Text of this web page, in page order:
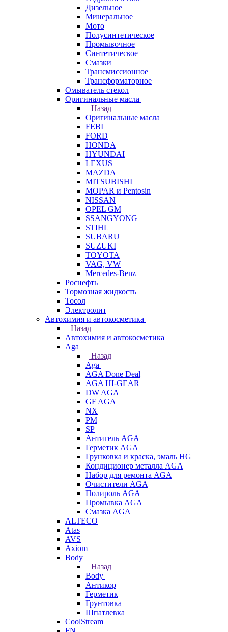
Дизельное
Минеральное
Мото
Полусинтетическое
Промывочное
Синтетическое
Смазки
Трансмиссионное
Трансформаторное
Омыватель стекол
Оригинальные масла
Назад
Оригинальные масла
FEBI
FORD
HONDA
HYUNDAI
LEXUS
MAZDA
MITSUBISHI
MOPAR и Pentosin
NISSAN
OPEL GM
SSANGYONG
STIHL
SUBARU
SUZUKI
TOYOTA
VAG, VW
Мercedes-Benz
Роснефть
Тормозная жидкость
Тосол
Электролит
Автохимия и автокосметика
Назад
Автохимия и автокосметика
Aga
Назад
Aga
AGA Done Deal
AGA HI-GEAR
DW AGA
GF AGA
NX
PM
SP
Антигель AGA
Герметик AGA
Грунковка и краска, эмаль HG
Кондиционер металла AGA
Набор для ремонта AGA
Очистители AGA
Полироль AGA
Промывка AGA
Смазка AGA
ALTECO
Atas
AVS
Axiom
Body
Назад
Body
Антикор
Герметик
Грунтовка
Шпатлевка
CoolStream